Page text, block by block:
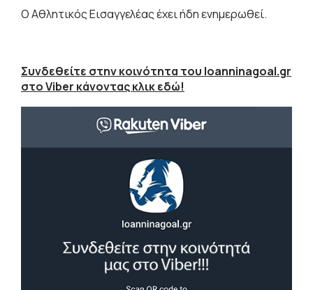
Ο Αθλητικός Εισαγγελέας έχει ήδη ενημερωθεί.
Συνδεθείτε στην κοινότητα του Ioanninagoal.gr
στο Viber κάνοντας κλικ εδώ!